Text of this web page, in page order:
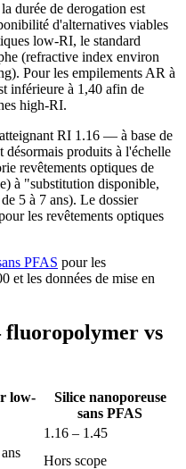
durée de derogation est
d'alternatives viables
low-RI, le standard
(refractive index environ
Pour les empilements AR à
inférieure à 1,40 afin de
high-RI.
RI 1.16 — à base de
produits à l'échelle
revêtements optiques de
à "substitution disponible,
5 à 7 ans). Le dossier
les revêtements optiques
PFAS pour les
et les données de mise en
vs
low-
Silice nanoporeuse
sans PFAS
1.16 – 1.45
Hors scope